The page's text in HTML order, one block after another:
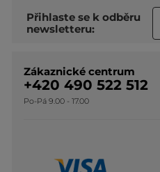
Přihlaste se k odběru
newsletteru:
Zákaznické centrum
+420 490 522 512
Po-Pá 9.00 - 17.00